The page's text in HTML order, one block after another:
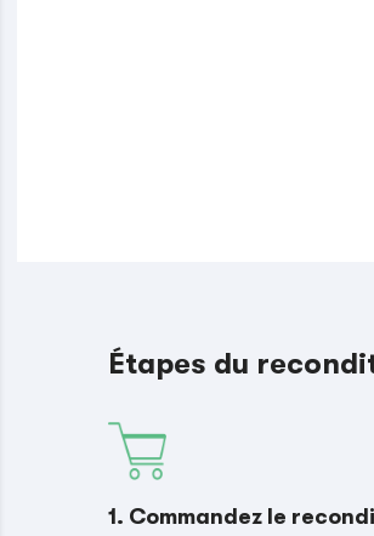
Étapes du
1. Commandez le